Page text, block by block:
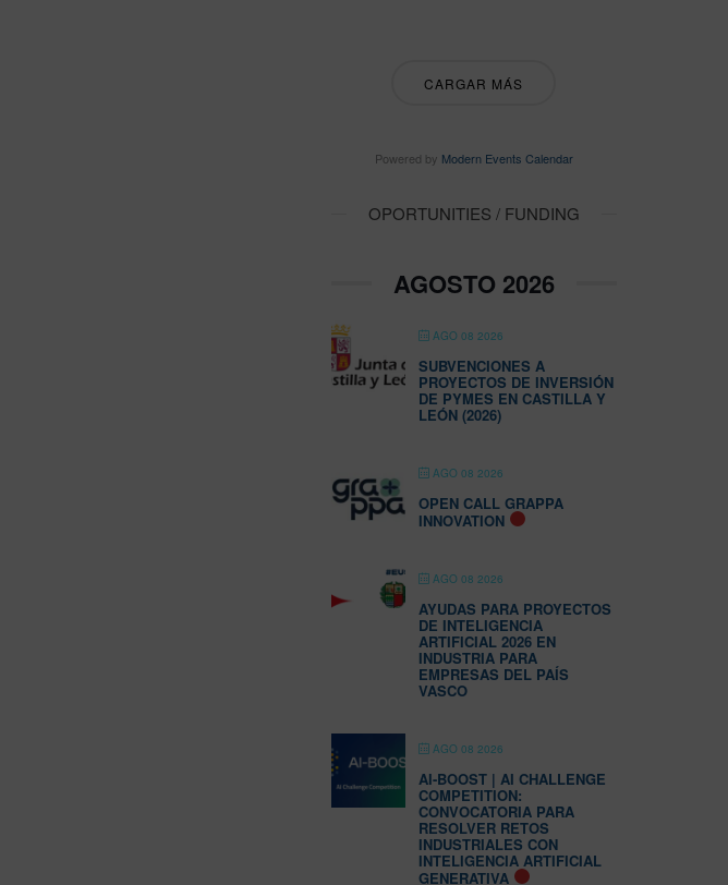
CARGAR MÁS
Powered by Modern Events Calendar
OPORTUNITIES / FUNDING
AGOSTO 2026
AGO 08 2026
SUBVENCIONES A
PROYECTOS DE INVERSIÓN
DE PYMES EN CASTILLA Y
LEÓN (2026)
AGO 08 2026
OPEN CALL GRAPPA
INNOVATION
AGO 08 2026
AYUDAS PARA PROYECTOS
DE INTELIGENCIA
ARTIFICIAL 2026 EN
INDUSTRIA PARA
EMPRESAS DEL PAÍS
VASCO
AGO 08 2026
AI-BOOST | AI CHALLENGE
COMPETITION:
CONVOCATORIA PARA
RESOLVER RETOS
INDUSTRIALES CON
INTELIGENCIA ARTIFICIAL
GENERATIVA